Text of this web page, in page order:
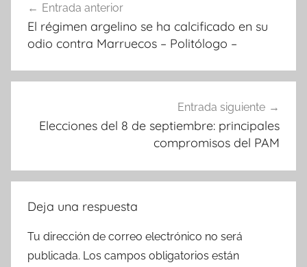
de
entradas
Entrada anterior
El régimen argelino se ha calcificado en su
odio contra Marruecos – Politólogo –
Entrada siguiente
Elecciones del 8 de septiembre: principales
compromisos del PAM
Deja una respuesta
Tu dirección de correo electrónico no será
publicada. Los campos obligatorios están